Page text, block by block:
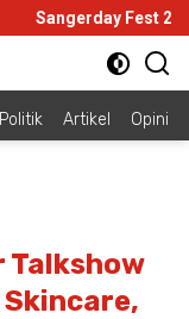
Fest 2026
Politik Artikel Opini
Talkshow